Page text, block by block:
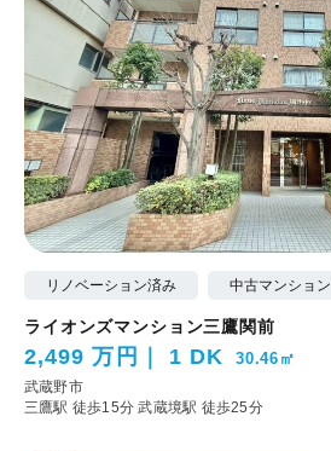
リノベーション済み 中古マンション
ライオンズマンション三鷹関前
2,499 万円 1 DK 30.46㎡
武蔵野市
三鷹駅 徒歩15分武蔵境駅 徒歩25分